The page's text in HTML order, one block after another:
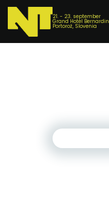
21. - 23. september
Grand Hotel Bernardin
Portorož, Slovenia